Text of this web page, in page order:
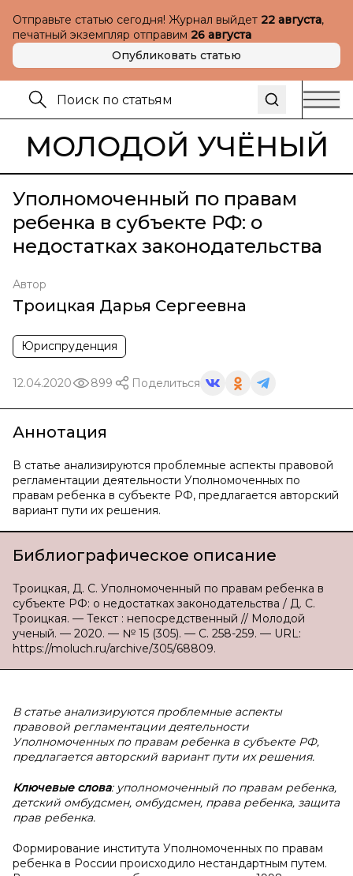
Отправьте статью сегодня! Журнал выйдет 22 августа,
печатный экземпляр отправим 26 августа
Опубликовать статью
МОЛОДОЙ УЧЁНЫЙ
Уполномоченный по правам
ребенка в субъекте РФ: о
недостатках законодательства
Автор
Троицкая Дарья Сергеевна
Юриспруденция
12.04.2020 899 Поделиться
Аннотация
В статье анализируются проблемные аспекты правовой
регламентации деятельности Уполномоченных по
правам ребенка в субъекте РФ, предлагается авторский
вариант пути их решения.
Библиографическое описание
Троицкая, Д. С. Уполномоченный по правам ребенка в
субъекте РФ: о недостатках законодательства / Д. С.
Троицкая. — Текст : непосредственный // Молодой
ученый. — 2020. — № 15 (305). — С. 258-259. — URL:
https://moluch.ru/archive/305/68809.
В статье анализируются проблемные аспекты
правовой регламентации деятельности
Уполномоченных по правам ребенка в субъекте РФ,
предлагается авторский вариант пути их решения.
Ключевые слова: уполномоченный по правам ребенка,
детский омбудсмен, омбудсмен, права ребенка, защита
прав ребенка.
Формирование института Уполномоченных по правам
ребенка в России происходило нестандартным путем.